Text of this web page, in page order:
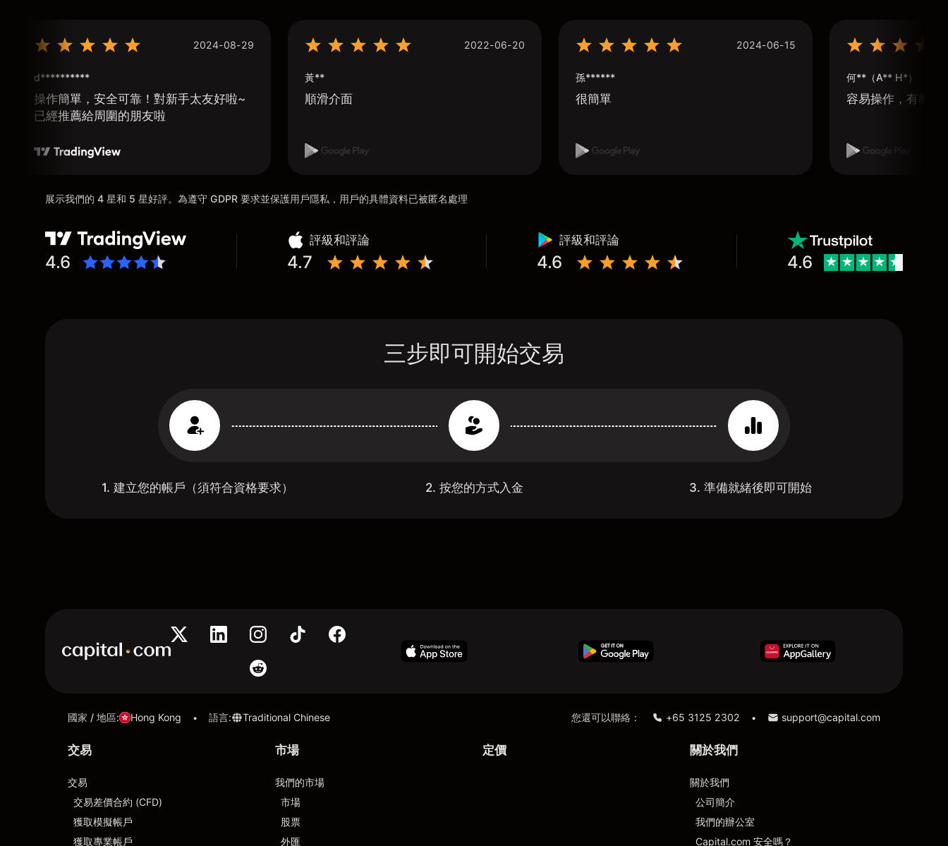
2024-08-29
d**********
操作簡單，安全可靠！對新手太友好啦~
已經推薦給周圍的朋友啦
2022-06-20
黃**
順滑介面
2024-06-15
孫******
很簡單
何**（A** H*）
容易操作，有教學
展示我們的 4 星和 5 星好評。為遵守 GDPR 要求並保護用戶隱私，用戶的具體資料已被匿名處理
4.6
評級和評論
4.7
評級和評論
4.6 4.6
三步即可開始交易
1. 建立您的帳戶（須符合資格要求） 2. 按您的方式入金 3. 準備就緒後即可開始
國家 / 地區: Hong Kong • 語言: Traditional Chinese 您還可以聯絡： +65 3125 2302 • support@capital.com
交易
交易
交易差價合約 (CFD)
獲取模擬帳戶
獲取專業帳戶
市場
我們的市場
市場
股票
外匯
定價 關於我們
關於我們
公司簡介
我們的辦公室
Capital.com 安全嗎？